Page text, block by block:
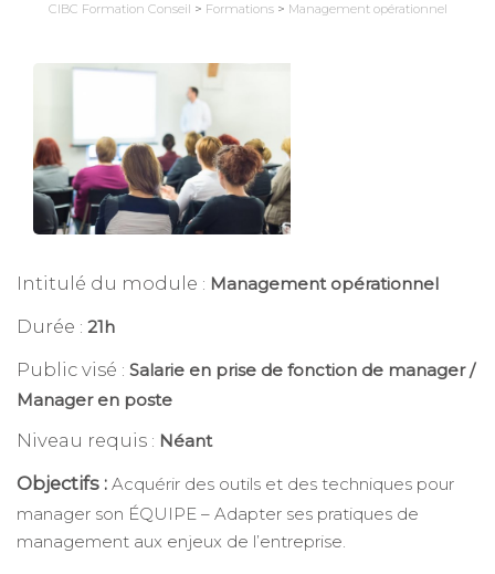
CIBC Formation Conseil > Formations> Management opérationnel
Intitulé du module : Management opérationnel
Durée : 21h
Public visé : Salarie en prise de fonction de manager /
Manager en poste
Niveau requis : Néant
Objectifs : Acquérir des outils et des techniques pour
manager son ÉQUIPE – Adapter ses pratiques de
management aux enjeux de l’entreprise.